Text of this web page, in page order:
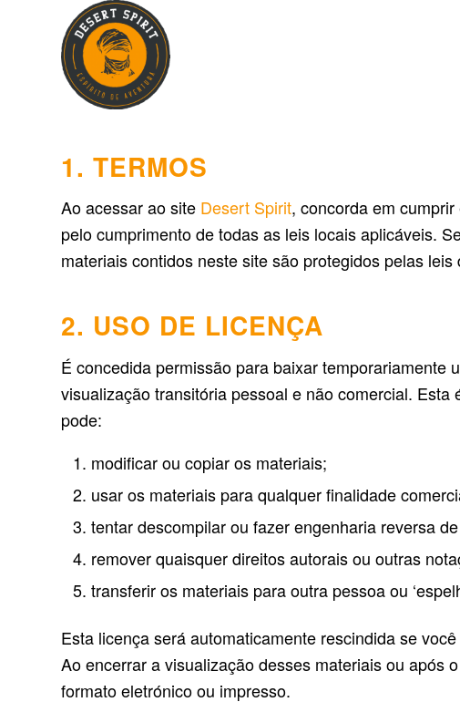
1. TERMOS
Ao acessar ao site Desert Spirit, concorda em
pelo cumprimento de todas as leis locais aplicáveis.
materiais contidos neste site são protegidos pelas
2. USO DE LICENÇA
É concedida permissão para baixar
visualização transitória pessoal e não comercial.
pode:
modificar ou copiar os materiais;
usar os materiais para qualquer finalidade
tentar descompilar ou fazer engenharia reversa
remover quaisquer direitos autorais ou outras
transferir os materiais para outra pessoa ou
Esta licença será automaticamente rescindida se
Ao encerrar a visualização desses materiais ou após
formato eletrónico ou impresso.